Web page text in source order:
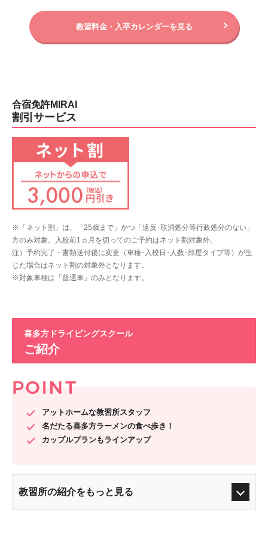
教習料金・入卒カレンダーを見る
合宿免許MIRAI
割引サービス
※「ネット割」は、「25歳まで」かつ「違反･取消処分等行政処分のない」
方のみ対象。入校前1ヵ月を切ってのご予約はネット割対象外。
注）予約完了・書類送付後に変更（車種･入校日･人数･部屋タイプ等）が生
じた場合はネット割の対象外となります。
※対象車種は「普通車」のみとなります。
喜多方ドライビングスクール
ご紹介
アットホームな教習所スタッフ
名だたる喜多方ラーメンの食べ歩き！
カップルプランもラインアップ
教習所の紹介をもっと見る